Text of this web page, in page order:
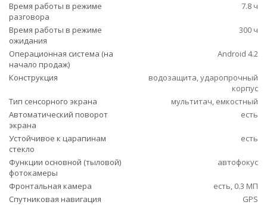
Время работы в режиме
разговора
7.8 ч
Время работы в режиме
ожидания
300 ч
Операционная система (на
начало продаж)
Android 4.2
Конструкция
водозащита, ударопрочный
корпус
Тип сенсорного экрана
мультитач, емкостный
Автоматический поворот
экрана
есть
Устойчивое к царапинам
стекло
есть
Функции основной (тыловой)
фотокамеры
автофокус
Фронтальная камера
есть, 0.3 МП
Спутниковая навигация
GPS